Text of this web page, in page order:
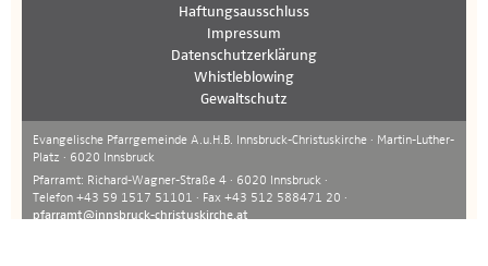
Haftungsausschluss
Impressum
Datenschutzerklärung
Whistleblowing
Gewaltschutz
Evangelische Pfarrgemeinde A.u.H.B. Innsbruck-Christuskirche · Martin-Luther-
Platz · 6020 Innsbruck
Pfarramt: Richard-Wagner-Straße 4 · 6020 Innsbruck ·
Telefon +43 59 1517 51101 · Fax +43 512 588471 20 ·
pfarramt@innsbruck-christuskirche.at